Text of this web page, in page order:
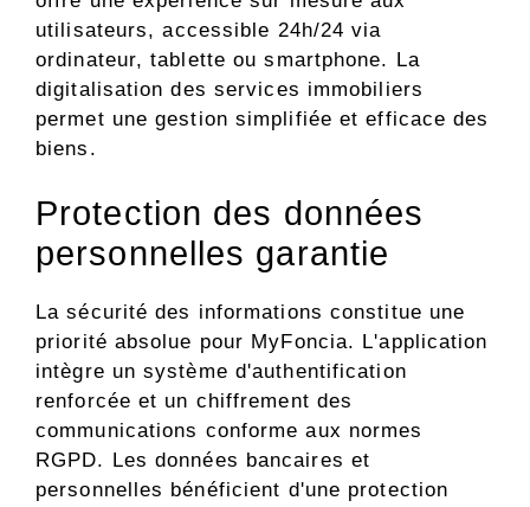
utilisateurs, accessible 24h/24 via
ordinateur, tablette ou smartphone. La
digitalisation des services immobiliers
permet une gestion simplifiée et efficace des
biens.
Protection des données
personnelles garantie
La sécurité des informations constitue une
priorité absolue pour MyFoncia. L'application
intègre un système d'authentification
renforcée et un chiffrement des
communications conforme aux normes
RGPD. Les données bancaires et
personnelles bénéficient d'une protection